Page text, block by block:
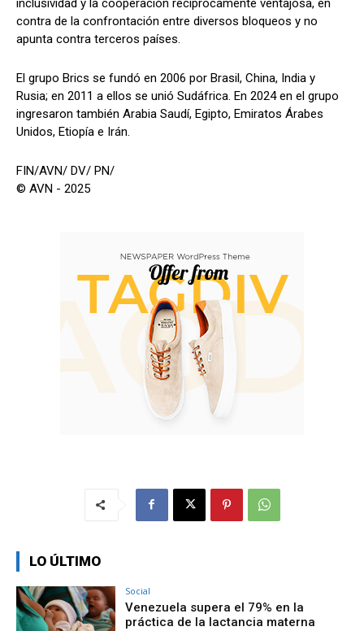
inclusividad y la cooperación recíprocamente ventajosa, en
contra de la confrontación entre diversos bloqueos y no
apunta contra terceros países.
El grupo Brics se fundó en 2006 por Brasil, China, India y
Rusia; en 2011 a ellos se unió Sudáfrica. En 2024 en el grupo
ingresaron también Arabia Saudí, Egipto, Emiratos Árabes
Unidos, Etiopía e Irán.
FIN/AVN/ DV/ PN/
© AVN - 2025
LO ÚLTIMO
Social
Venezuela supera el 79% en la
práctica de la lactancia materna